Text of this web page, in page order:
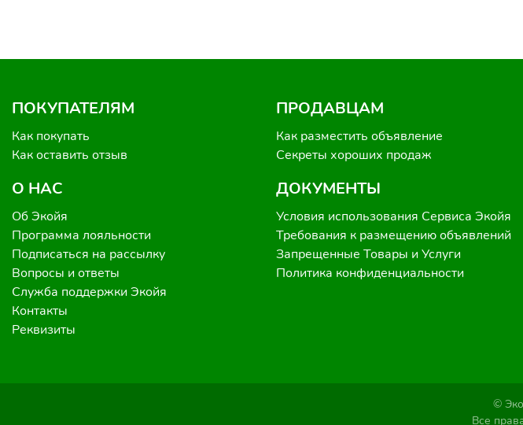
ПОКУПАТЕЛЯМ
Как покупать
Как оставить отзыв
О НАС
Об Экойя
Программа лояльности
Подписаться на рассылку
Вопросы и ответы
Служба поддержки Экойя
Контакты
Реквизиты
ПРОДАВЦАМ
Как разместить объявление
Секреты хороших продаж
ДОКУМЕНТЫ
Условия использования Сервиса Экойя
Требования к размещению объявлений
Запрещенные Товары и Услуги
Политика конфиденциальности
©
Все